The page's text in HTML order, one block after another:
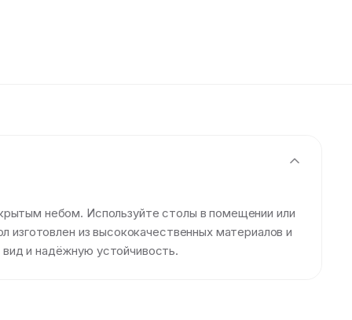
небом. Используйте столы в помещении или
из высококачественных материалов и
и надёжную устойчивость.